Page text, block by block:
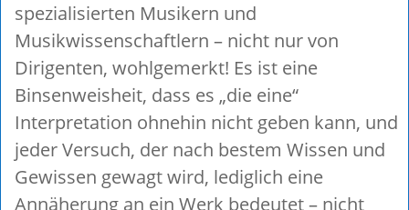
spezialisierten Musikern und
Musikwissenschaftlern – nicht nur von
Dirigenten, wohlgemerkt! Es ist eine
Binsenweisheit, dass es „die eine“
Interpretation ohnehin nicht geben kann, und
jeder Versuch, der nach bestem Wissen und
Gewissen gewagt wird, lediglich eine
Annäherung an ein Werk bedeutet – nicht